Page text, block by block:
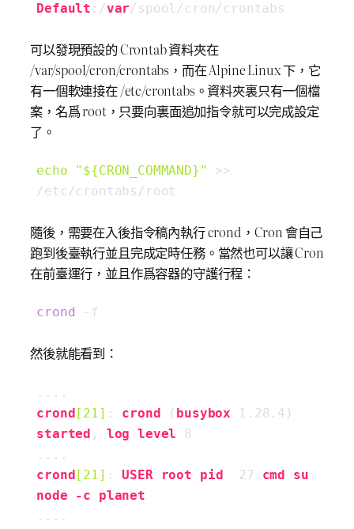
Default :/var/spool/cron/crontabs
可以發現預設的 Crontab 資料夾在
/var/spool/cron/crontabs，而在 Alpine Linux 下，它
有一個軟連接在 /etc/crontabs。資料夾裏只有一個檔
案，名爲 root，只要向裏面追加指令就可以完成設定
了。
echo " ${CRON_COMMAND} "
>>
/etc/crontabs/root
隨後，需要在入後指令稿內執行 crond，Cron 會自己
跑到後臺執行並且完成定時任務。當然也可以讓 Cron
在前臺運行，並且作爲容器的守護行程：
crond -f
然後就能看到：
crond[21] : crond ( busybox 1 .28 .4
started , log level 8
crond[21] : USER root pid
  27
cmd
su
node
-c
planet
....